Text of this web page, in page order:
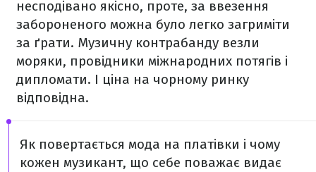
несподівано якісно, проте, за ввезення
забороненого можна було легко загриміти
за ґрати. Музичну контрабанду везли
моряки, провідники міжнародних потягів і
дипломати. І ціна на чорному ринку
відповідна.
Як повертається мода на платівки і чому
кожен музикант, що себе поважає видає